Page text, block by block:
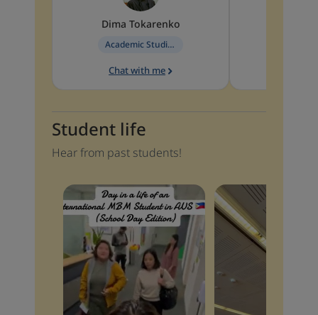
Dima Tokarenko
Academic Studies in Education
Chat with me
Student life
Hear from past students!